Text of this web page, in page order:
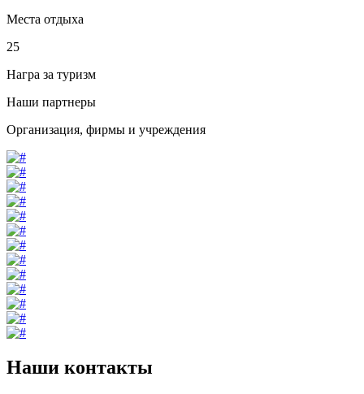
Места отдыха
25
Награ за туризм
Наши партнеры
Организация, фирмы и учреждения
Наши контакты